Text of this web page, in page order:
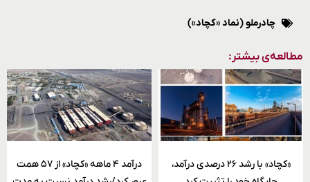
چادرملو (نماد «کچاد»)
مطالعه‌ی بیشتر:
«کچاد» با رشد ۲۶ درصدی درآمد،
درآمد ۴ ماهه «کچاد» از ۵۷ همت